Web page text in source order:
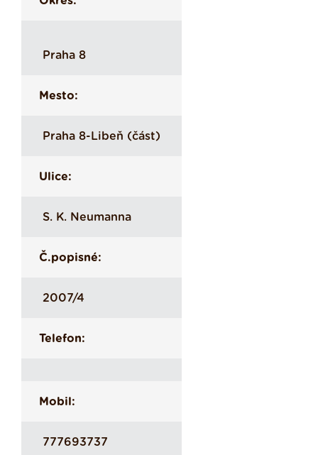
Praha 8
Mesto:
Praha 8-Libeň (část)
Ulice:
S. K. Neumanna
Č.popisné:
2007/4
Telefon:
Mobil:
777693737